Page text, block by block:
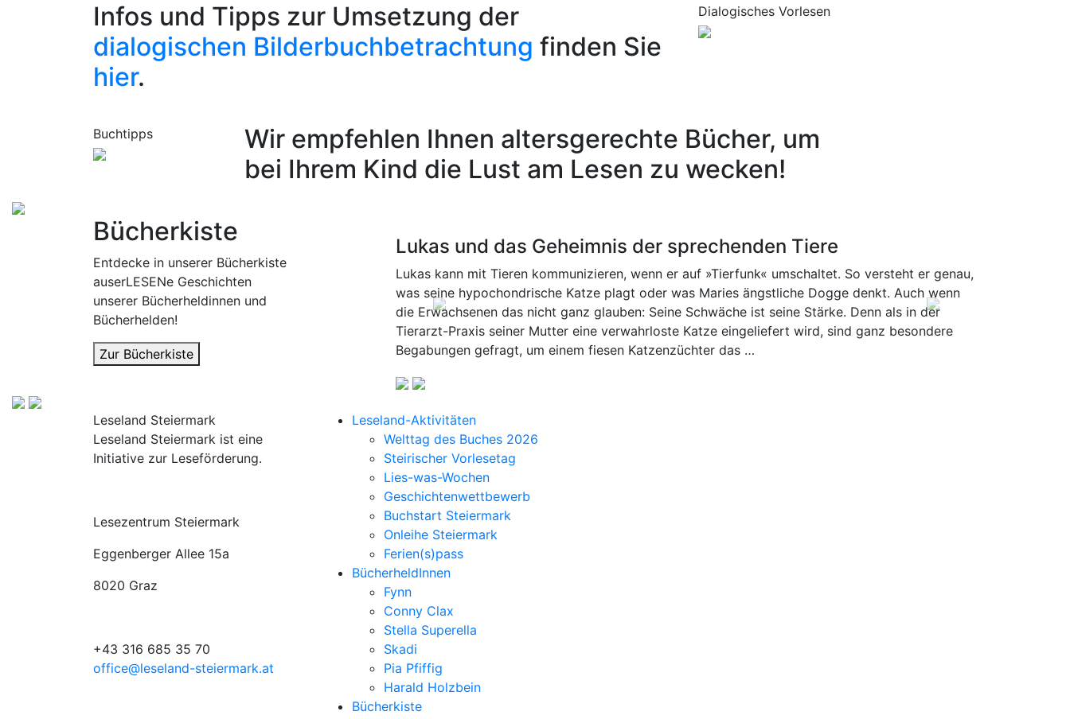
Infos und Tipps zur Umsetzung der
dialogischen Bilderbuchbetrachtung finden Sie
hier.
Dialogisches Vorlesen
Buchtipps
Wir empfehlen Ihnen altersgerechte Bücher, um
bei Ihrem Kind die Lust am Lesen zu wecken!
Bücherkiste
Entdecke in unserer Bücherkiste
auserLESENe Geschichten
unserer Bücherheldinnen und
Bücherhelden!
Zur Bücherkiste
Lukas und das Geheimnis der sprechenden Tiere
Lukas kann mit Tieren kommunizieren, wenn er auf »Tierfunk« umschaltet. So versteht er genau,
was seine hypochondrische Katze plagt oder was Maries ängstliche Dogge denkt. Auch wenn
die Erwachsenen das nicht ganz glauben: Seine Schwäche ist seine Stärke. Denn als in der
Tierarzt-Praxis seiner Mutter eine verwahrloste Katze eingeliefert wird, sind ganz besondere
Begabungen gefragt, um einem fiesen Katzenzüchter das …
Previous Next
Leseland Steiermark
Leseland Steiermark ist eine
Initiative zur Leseförderung.
Lesezentrum Steiermark
Eggenberger Allee 15a
8020 Graz
+43 316 685 35 70
office@leseland-steiermark.at
Leseland-Aktivitäten
Welttag des Buches 2026
Steirischer Vorlesetag
Lies-was-Wochen
Geschichtenwettbewerb
Buchstart Steiermark
Onleihe Steiermark
Ferien(s)pass
BücherheldInnen
Fynn
Conny Clax
Stella Superella
Skadi
Pia Pfiffig
Harald Holzbein
Bücherkiste